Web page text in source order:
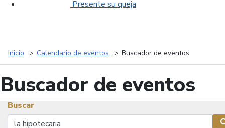
Presente su queja
Inicio Calendario de eventos Buscador de eventos
Buscador de eventos
Buscar
Buscar